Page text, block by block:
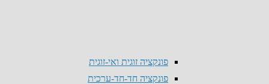
פונקציה זוגית ואי-זוגית
פונקציה חד-חד-ערכית